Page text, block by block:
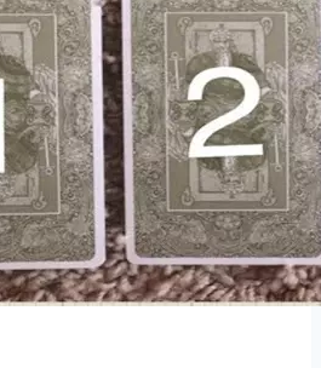
без
ролей
и
уважения,
а
в
США
превратился
в
востребованного